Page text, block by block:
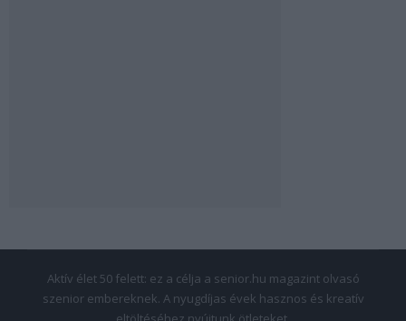
Aktív élet 50 felett: ez a célja a senior.hu magazint olvasó
szenior embereknek. A nyugdíjas évek hasznos és kreatív